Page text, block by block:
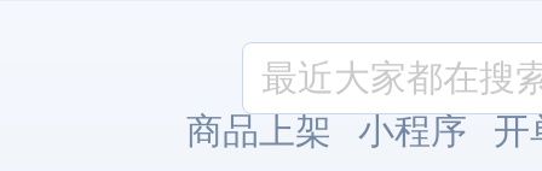
商品上架 小程序
开